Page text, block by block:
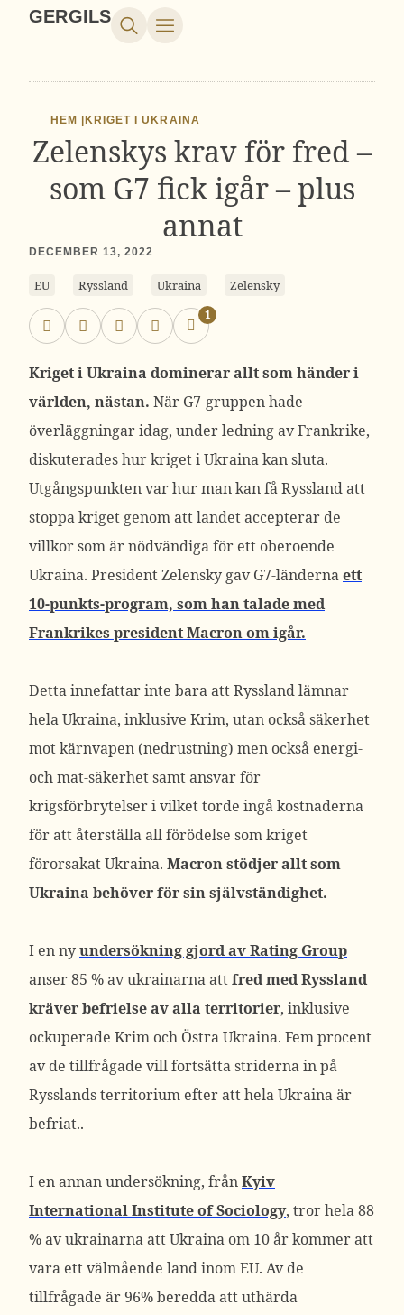
GERGILS
HEM | KRIGET I UKRAINA
Zelenskys krav för fred –
som G7 fick igår – plus
annat
DECEMBER 13, 2022
EU Ryssland Ukraina Zelensky
1
Kriget i Ukraina dominerar allt som händer i
världen, nästan. När G7-gruppen hade
överläggningar idag, under ledning av Frankrike,
diskuterades hur kriget i Ukraina kan sluta.
Utgångspunkten var hur man kan få Ryssland att
stoppa kriget genom att landet accepterar de
villkor som är nödvändiga för ett oberoende
Ukraina. President Zelensky gav G7-ländernaett
10-punkts-program, som han talade med
Frankrikes president Macron om igår.
Detta innefattar inte bara att Ryssland lämnar
hela Ukraina, inklusive Krim, utan också säkerhet
mot kärnvapen (nedrustning) men också energi-
och mat-säkerhet samt ansvar för
krigsförbrytelser i vilket torde ingå kostnaderna
för att återställa all förödelse som kriget
förorsakat Ukraina. Macron stödjer allt som
Ukraina behöver för sin självständighet.
I en nyundersökning gjord av Rating Group
anser 85 % av ukrainarna attfred med Ryssland
kräver befrielse av alla territorier, inklusive
ockuperade Krim och Östra Ukraina. Fem procent
av de tillfrågade vill fortsätta striderna in på
Rysslands territorium efter att hela Ukraina är
befriat..
I en annan undersökning, frånKyiv
International Institute of Sociology, tror hela 88
% av ukrainarna att Ukraina om 10 år kommer att
vara ett välmående land inom EU. Av de
tillfrågade är 96% beredda att uthärda